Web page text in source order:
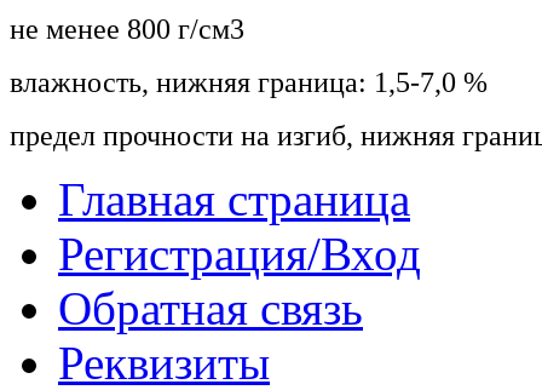
не менее 800 г/см3
влажность, нижняя граница: 1,5-7,0 %
предел прочности на изгиб, нижняя
Главная страница
Регистрация/Вход
Обратная связь
Реквизиты